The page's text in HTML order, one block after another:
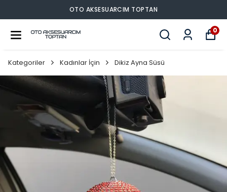
OTO AKSESUARCIM TOPTAN
0
Kategoriler Kadınlar İçin Dikiz Ayna Süsü